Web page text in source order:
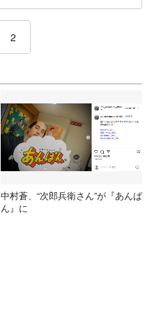
2
中村蒼、“次郎兵衛さん”が『あんぱ
ん』に